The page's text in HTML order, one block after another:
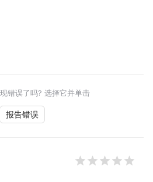
错误了吗? 选择它并单击
报告错误